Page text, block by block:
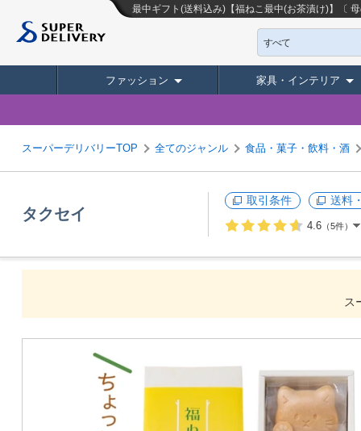
最中ギフト(送料込み)【福ねこ最中(お茶漬け)】〔
すべて
ファッション 家具・インテリア
スーパーデリバリーTOP 全てのジャンル 食品・菓子・飲料・酒
タクセイ
取引条件 送料
4.6 （5件）
ス